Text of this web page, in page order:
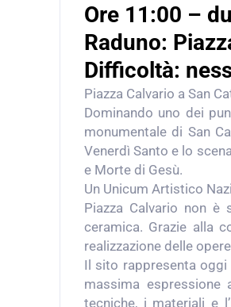
Ore 11:00 –
Raduno:
Difficoltà:
Piazza Calvario a San
Dominando uno dei
monumentale di San
Venerdì Santo e lo
e Morte di Gesù.
Un Unicum Artistico
Piazza Calvario non
ceramica. Grazie alla
realizzazione delle
Il sito rappresenta oggi
massima
tecniche, i materiali e